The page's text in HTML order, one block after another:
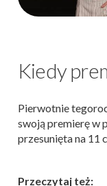
Kiedy
Pierwotnie
swoją premierę w
przesunięta na 11
Przeczytaj też: